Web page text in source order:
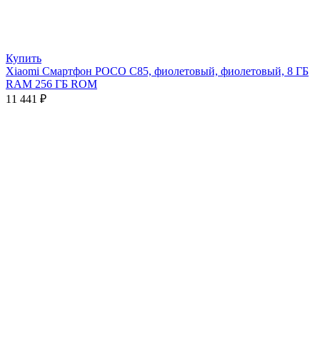
Купить
Xiaomi Смартфон POCO C85, фиолетовый, фиолетовый, 8 ГБ
RAM 256 ГБ ROM
11 441 ₽